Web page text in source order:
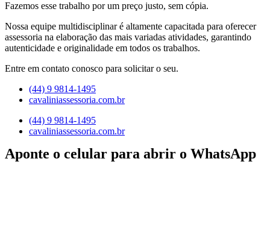
Fazemos esse trabalho por um preço justo, sem cópia.
Nossa equipe multidisciplinar é altamente capacitada para oferecer
assessoria na elaboração das mais variadas atividades, garantindo
autenticidade e originalidade em todos os trabalhos.
Entre em contato conosco para solicitar o seu.
(44) 9 9814-1495
cavaliniassessoria.com.br
(44) 9 9814-1495
cavaliniassessoria.com.br
Aponte o celular para abrir o WhatsApp